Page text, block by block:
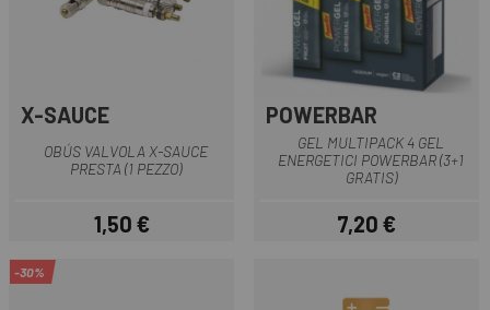
X-SAUCE
OBÚS VALVOLA X-SAUCE
PRESTA (1 PEZZO)
Prezzo
1,50 €
POWERBAR
GEL MULTIPACK 4 GEL
ENERGETICI POWERBAR (3+1
GRATIS)
Prezzo
7,20 €
-30%